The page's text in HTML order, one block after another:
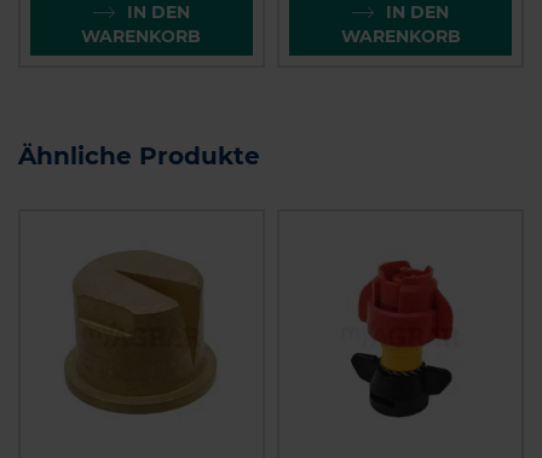
IN DEN
WARENKORB
IN DEN
WARENKORB
Ähnliche Produkte